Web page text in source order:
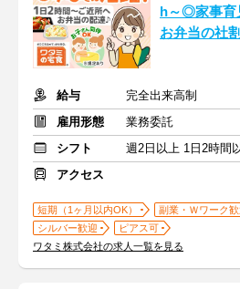
h～◎家事育
お弁当の社
給与
完全出来高制
雇用形態
業務委託
シフト
週2日以上 1日2時間
アクセス
短期（1ヶ月以内OK） 副業・Ｗワーク歓
シルバー歓迎
ピアス可
ワタミ株式会社の求人一覧を見る